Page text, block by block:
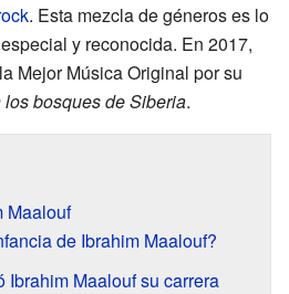
. Esta mezcla de géneros es lo
y reconocida. En 2017,
Mejor Música Original por su
los bosques de Siberia.
Maalouf
de Ibrahim Maalouf?
Ibrahim Maalouf su carrera